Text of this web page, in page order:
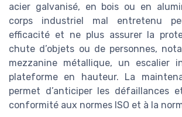
acier galvanisé, en bois ou en
corps industriel mal entretenu
efficacité et ne plus assurer la
chute d’objets ou de personnes,
mezzanine métallique, un escalier
plateforme en hauteur. La
permet d’anticiper les défaillances
conformité aux normes ISO et à la